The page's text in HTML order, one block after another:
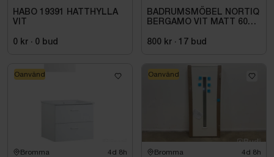
HABO 19391 HATTHYLLA
VIT
0 kr · 0 bud
BADRUMSMÖBEL NORTIQ
BERGAMO VIT MATT 60
800 kr · 17 bud
Bromma 4d 8h
Oanvänd
Bromma 4d 8h
Oanvänd